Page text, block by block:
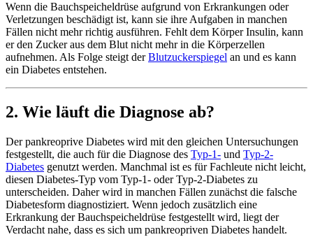
Wenn die Bauchspeicheldrüse aufgrund von Erkrankungen oder
Verletzungen beschädigt ist, kann sie ihre Aufgaben in manchen
Fällen nicht mehr richtig ausführen. Fehlt dem Körper Insulin, kann
er den Zucker aus dem Blut nicht mehr in die Körperzellen
aufnehmen. Als Folge steigt derBlutzuckerspiegel an und es kann
ein Diabetes entstehen.
2. Wie läuft die Diagnose ab?
Der pankreoprive Diabetes wird mit den gleichen Untersuchungen
festgestellt, die auch für die Diagnose des Typ-1- und Typ-2-
Diabetes genutzt werden. Manchmal ist es für Fachleute nicht leicht,
diesen Diabetes-Typ vom Typ-1- oder Typ-2-Diabetes zu
unterscheiden. Daher wird in manchen Fällen zunächst die falsche
Diabetesform diagnostiziert. Wenn jedoch zusätzlich eine
Erkrankung der Bauchspeicheldrüse festgestellt wird, liegt der
Verdacht nahe, dass es sich um pankreopriven Diabetes handelt.